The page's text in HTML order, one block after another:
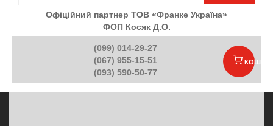
Офіційний партнер ТОВ «Франке Україна»
ФОП Косяк Д.О.
(099) 014-29-27
(067) 955-15-51
(093) 590-50-77
КОШИК